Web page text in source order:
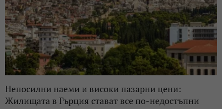
Непосилни наеми и високи пазарни цени:
Жилищата в Гърция стават все по-недостъпни